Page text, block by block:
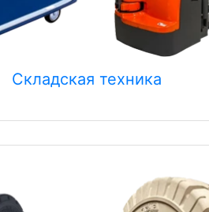
Складская техника